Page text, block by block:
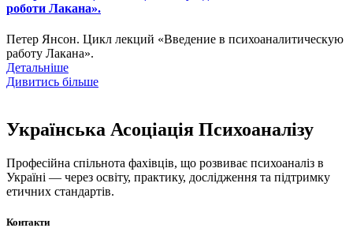
роботи Лакана».
Петер Янсон. Цикл лекций «Введение в психоаналитическую
работу Лакана».
Детальніше
Дивитись більше
Українська Асоціація Психоаналізу
Професійна спільнота фахівців, що розвиває психоаналіз в
Україні — через освіту, практику, дослідження та підтримку
етичних стандартів.
Контакти